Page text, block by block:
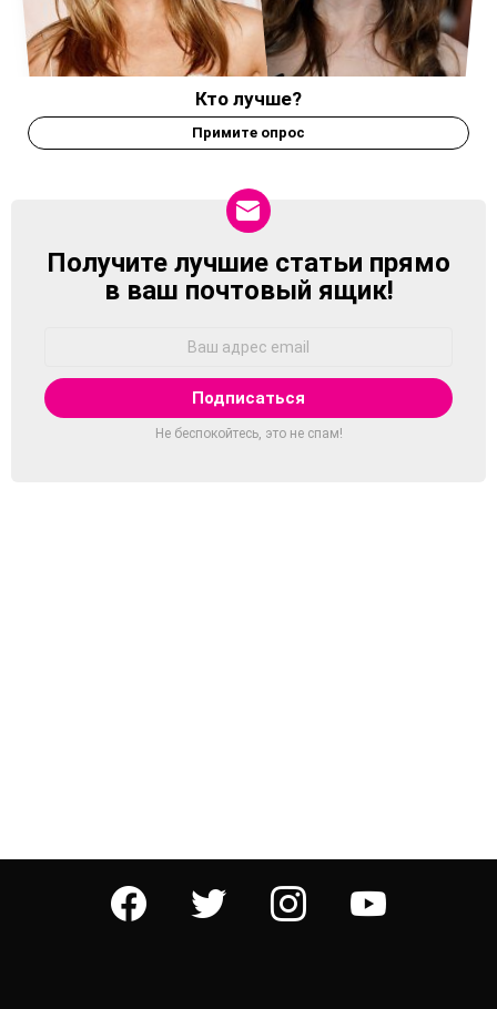
Кто лучше?
Примите опрос
NEWSLETTER
Получите лучшие статьи прямо
в ваш почтовый ящик!
Не беспокойтесь, это не спам!
facebook twitter instagram